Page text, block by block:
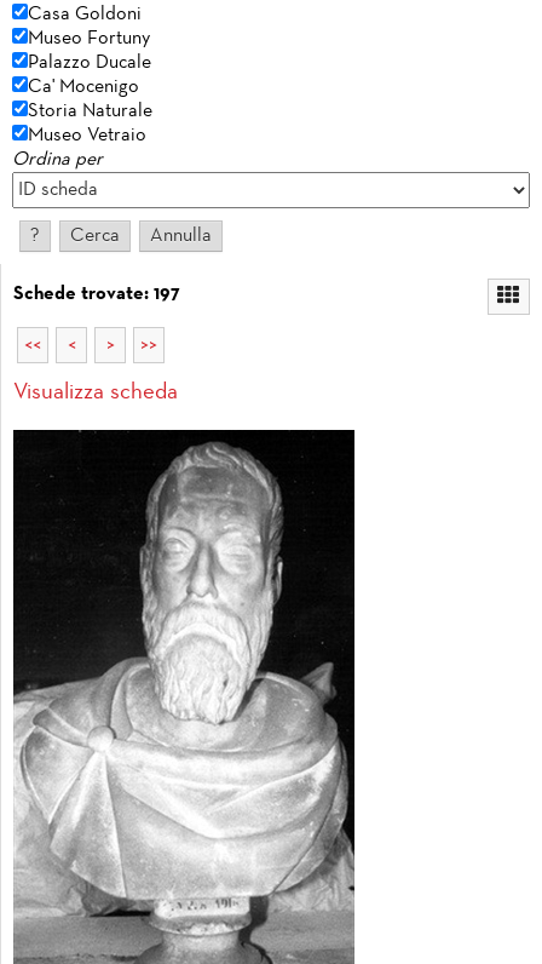
Casa Goldoni
Museo Fortuny
Palazzo Ducale
Ca' Mocenigo
Storia Naturale
Museo Vetraio
Ordina per
Schede trovate: 197
<< < > >>
Visualizza scheda